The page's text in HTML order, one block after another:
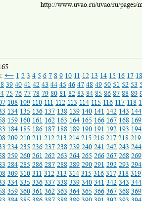
http://www.uvao.ru/uvao/ru/pages/
← 1 2 3 4 5 6 7 8 9 10 11 12 13 14 15 16 17 18
39 40 41 42 43 44 45 46 47 48 49 50 51 52 53
75 76 77 78 79 80 81 82 83 84 85 86 87 88 89
108 109 110 111 112 113 114 115 116 117 118
134 135 136 137 138 139 140 141 142 143 144
159 160 161 162 163 164 165 166 167 168 169
184 185 186 187 188 189 190 191 192 193 194
209 210 211 212 213 214 215 216 217 218 219
234 235 236 237 238 239 240 241 242 243 244
259 260 261 262 263 264 265 266 267 268 269
284 285 286 287 288 289 290 291 292 293 294
309 310 311 312 313 314 315 316 317 318 319
334 335 336 337 338 339 340 341 342 343 344
359 360 361 362 363 364 365 366 367 368 369